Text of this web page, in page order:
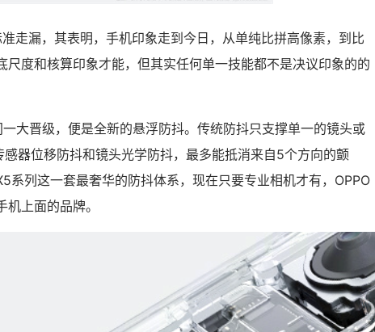
走漏，其表明，手机印象走到今日，从单纯比拼高像素，到比
度和核算印象才能，但其实任何单一技能都不是决议印象的的
大晋级，便是全新的悬浮防抖。传统防抖只支撑单一的镜头或
器位移防抖和镜头光学防抖，最多能抵消来自5个方向的颤
系列这一套最奢华的防抖体系，现在只要专业相机才有，OPPO
上面的品牌。